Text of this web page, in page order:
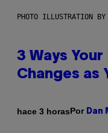
PHOTO ILLUSTRATION
3 Ways
Changes as
hace 3 horasPor Dan